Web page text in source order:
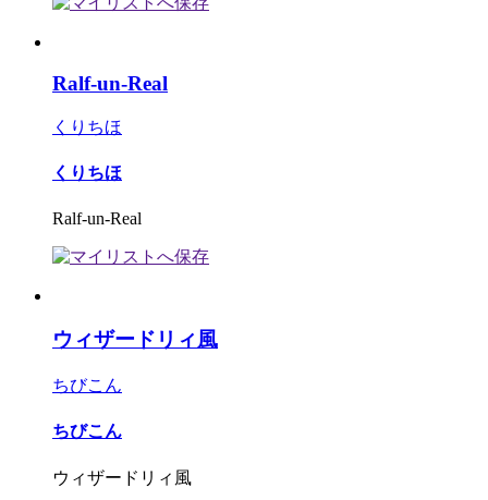
Ralf-un-Real
くりちほ
くりちほ
Ralf-un-Real
ウィザードリィ風
ちびこん
ちびこん
ウィザードリィ風